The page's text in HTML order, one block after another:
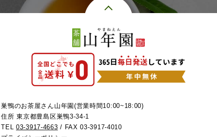
巣鴨のお茶屋さん山年園(営業時間10:00~18:00)
住所 東京都豊島区巣鴨3-34-1
TEL03-3917-4663 / FAX 03-3917-4010